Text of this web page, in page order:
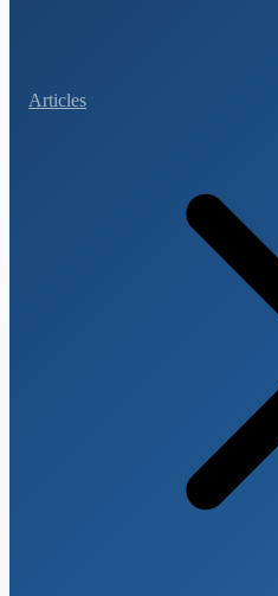
Articles